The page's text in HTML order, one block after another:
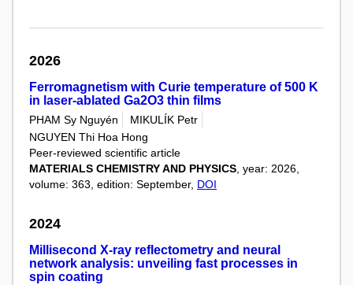
2026
Ferromagnetism with Curie temperature of 500 K
in laser-ablated Ga2O3 thin films
PHAM Sy Nguyén
MIKULÍK Petr
NGUYEN Thi Hoa Hong
Peer-reviewed scientific article
MATERIALS CHEMISTRY AND PHYSICS , year: 2026,
volume: 363, edition: September, DOI
2024
Millisecond X-ray reflectometry and neural
network analysis: unveiling fast processes in
spin coating